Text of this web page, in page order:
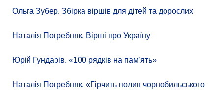
Ольга Зубер. Збірка віршів для дітей та дорослих
Наталія Погребняк. Вірші про Україну
Юрій Гундарів. «100 рядків на памʼять»
Наталія Погребняк. «Гірчить полин чорнобильського